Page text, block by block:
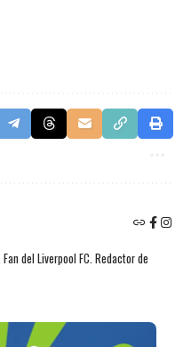
del Liverpool FC. Redactor de